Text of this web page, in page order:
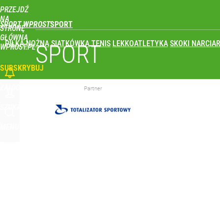
PRZEJDŹ
NA
STRONĘ
GŁÓWNĄ
WPROST.PL
SPORT WPROST
PIŁKA NOŻNA SIATKÓWKA TENIS LEKKOATLETYKA SKOKI
SUBSKRYBUJ
Polski finał w Warszawie! To będzie wielkie święto
Wróbel: Wywiad z Woydyłło o Idze Świątek
SPORT
Partner